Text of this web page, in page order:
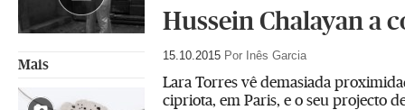
Hussein Chalayan a
15.10.2015 Por Inês Garcia
Lara Torres vê demasiada
cipriota, em Paris, e o seu projecto
Mais